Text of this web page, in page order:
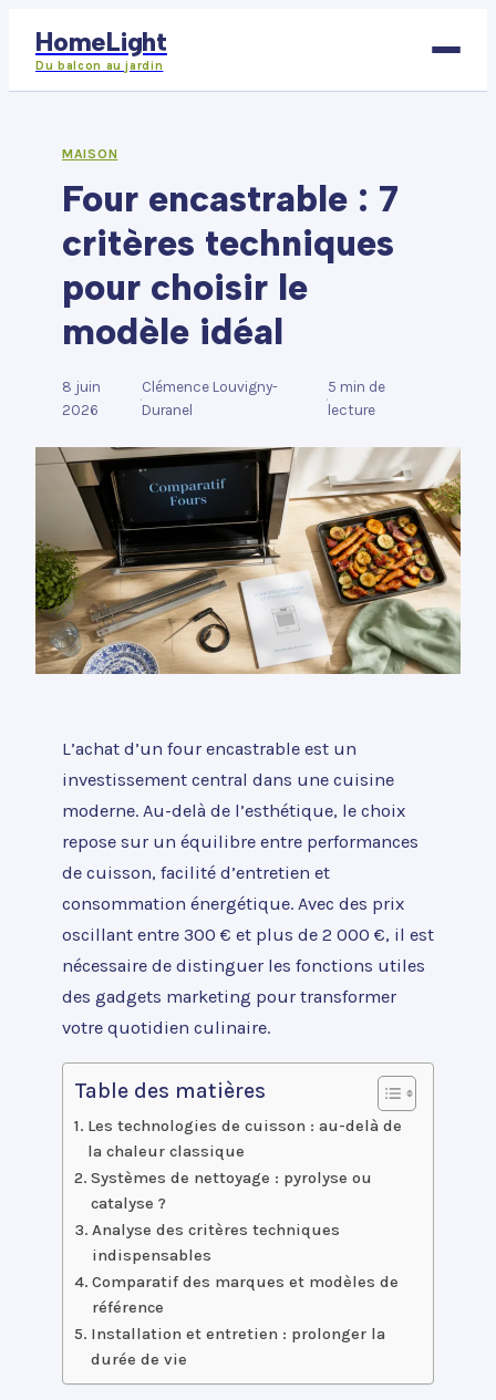
HomeLight
Du balcon au jardin
Déco
Immobilier
Maison
MAISON
Four encastrable : 7
critères techniques
pour choisir le
modèle idéal
8 juin
2026
·
Clémence Louvigny-
Duranel
·
5 min de
lecture
L’achat d’un four encastrable est un
investissement central dans une cuisine
moderne. Au-delà de l’esthétique, le choix
repose sur un équilibre entre performances
de cuisson, facilité d’entretien et
consommation énergétique. Avec des prix
oscillant entre 300 € et plus de 2 000 €, il est
nécessaire de distinguer les fonctions utiles
des gadgets marketing pour transformer
votre quotidien culinaire.
Table des matières
Les technologies de cuisson : au-delà de
la chaleur classique
Systèmes de nettoyage : pyrolyse ou
catalyse ?
Analyse des critères techniques
indispensables
Comparatif des marques et modèles de
référence
Installation et entretien : prolonger la
durée de vie